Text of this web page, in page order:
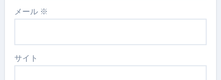
メール ※
サイト